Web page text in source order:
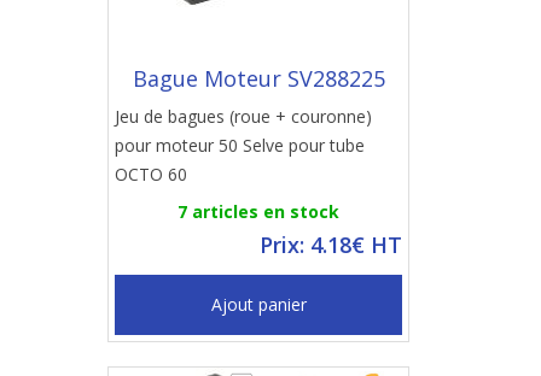
Bague Moteur SV288225
Jeu de bagues (roue + couronne)
pour moteur 50 Selve pour tube
OCTO 60
7 articles en stock
Prix: 4.18€ HT
Ajout panier